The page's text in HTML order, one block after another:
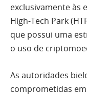
exclusivamente às
High-Tech Park
que possui uma
o uso de
As autoridades
comprometidas